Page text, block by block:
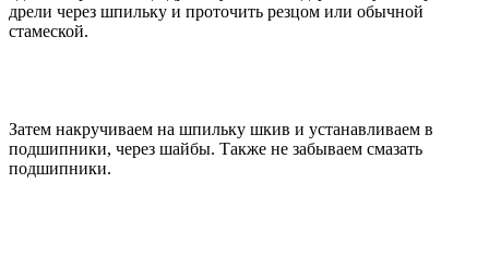
дрели через шпильку и проточить резцом или обычной
стамеской.
Затем накручиваем на шпильку шкив и устанавливаем в
подшипники, через шайбы. Также не забываем смазать
подшипники.